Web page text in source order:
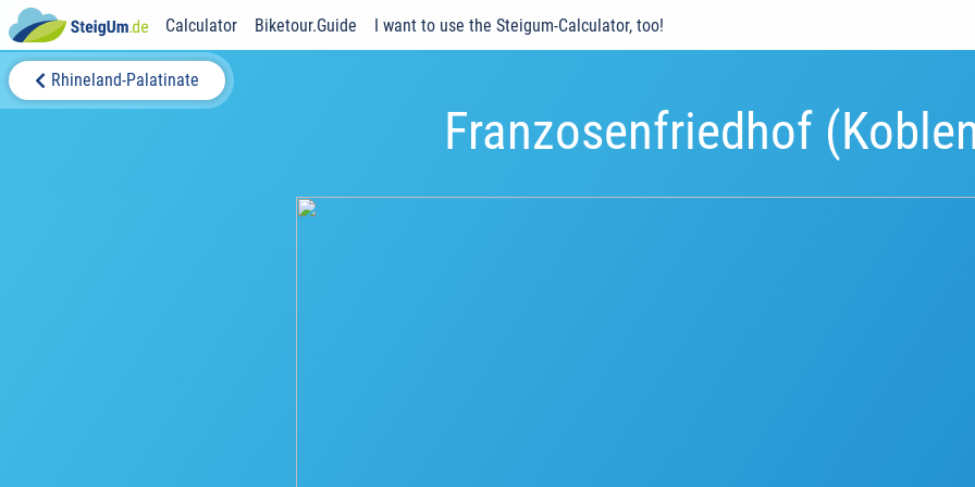
Calculator Biketour.Guide I want to use the Steigum-Calculator, too!
Rhineland-Palatinate
Franzosenfriedhof